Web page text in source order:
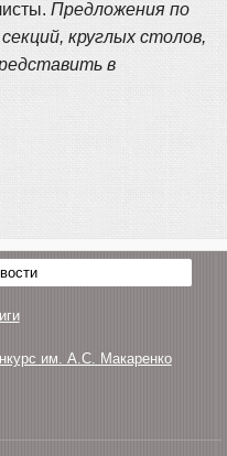
Предложения по
круглых столов,
в
им. А.С. Макаренко